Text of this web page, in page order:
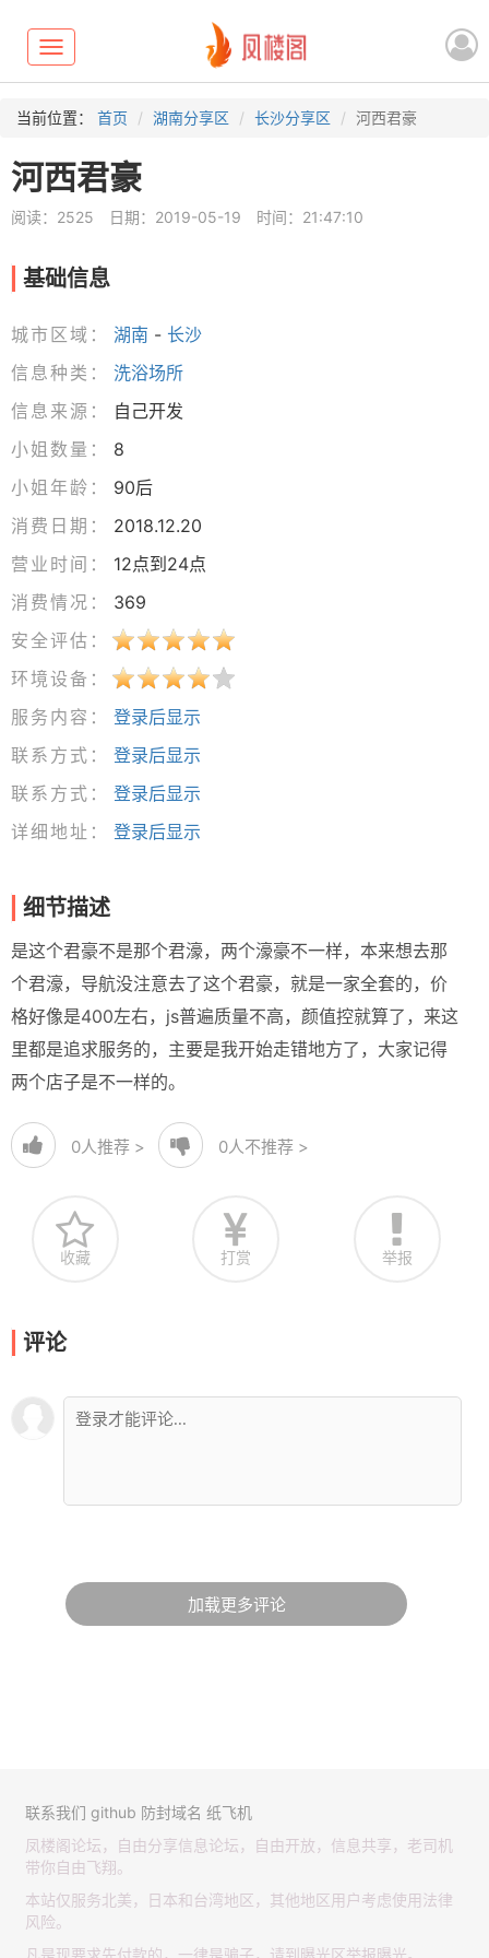
Toggle
navigation
当前位置： 首页 湖南分享区 长沙分享区 河西君豪
河西君豪
阅读：2525 日期：2019-05-19 时间：21:47:10
基础信息
城市区域： 湖南 - 长沙
信息种类：
洗浴场所
信息来源：
自己开发
小姐数量：
8
小姐年龄：
90后
消费日期：
2018.12.20
营业时间：
12点到24点
消费情况：
369
安全评估：
环境设备：
服务内容：
登录后显示
联系方式：
登录后显示
联系方式：
登录后显示
详细地址：
登录后显示
细节描述
是这个君豪不是那个君濠，两个濠豪不一样，本来想去那
个君濠，导航没注意去了这个君豪，就是一家全套的，价
格好像是400左右，js普遍质量不高，颜值控就算了，来这
里都是追求服务的，主要是我开始走错地方了，大家记得
两个店子是不一样的。
0人推荐 > 0人不推荐 >
收藏 打赏 举报
评论
加载更多评论
联系我们 github 防封域名 纸飞机
凤楼阁论坛，自由分享信息论坛，自由开放，信息共享，老司机
带你自由飞翔。
本站仅服务北美，日本和台湾地区，其他地区用户考虑使用法律
风险。
凡是现要求先付款的，一律是骗子，请到曝光区举报曝光。